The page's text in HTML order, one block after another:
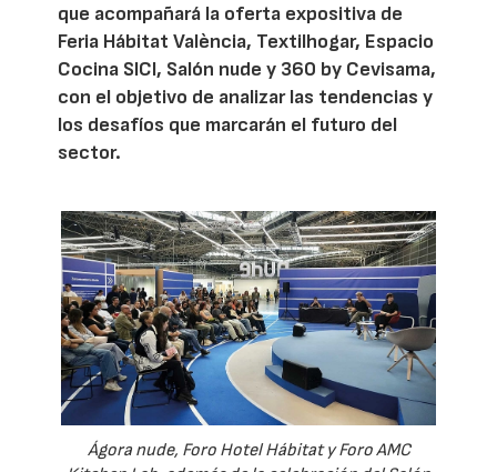
que acompañará la oferta expositiva de
Feria Hábitat València, Textilhogar, Espacio
Cocina SICI, Salón nude y 360 by Cevisama,
con el objetivo de analizar las tendencias y
los desafíos que marcarán el futuro del
sector.
Ágora nude, Foro Hotel Hábitat y Foro AMC